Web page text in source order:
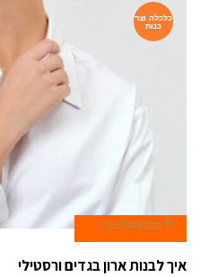
כלכלה וצר
כנות
17 בפברואר 2026
איך לבנות ארון בגדים ורסטילי